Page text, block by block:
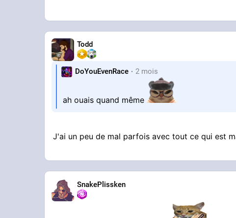
Todd
DoYouEvenRace 2 mois
ah ouais quand même
J'ai un peu de mal parfois avec tout ce qui est
SnakePlissken